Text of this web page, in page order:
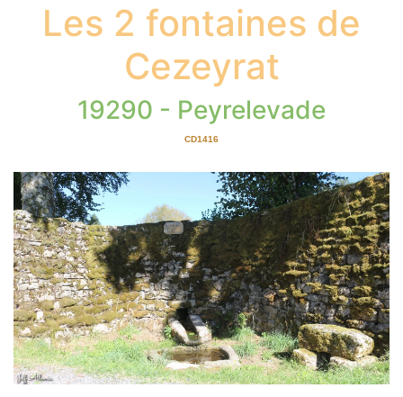
Les 2 fontaines de
Cezeyrat
19290 - Peyrelevade
CD1416